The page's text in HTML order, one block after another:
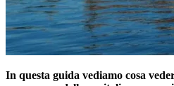
In questa guida vediamo cosa